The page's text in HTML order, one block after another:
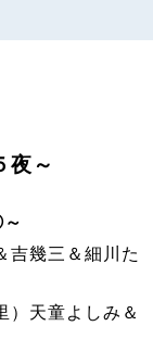
夜～
吉幾三＆細川た
）天童よしみ＆